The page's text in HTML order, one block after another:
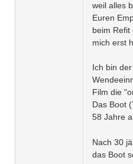
weil alles
Euren
beim
mich erst
Ich bin
Film die
Das Boot
58 Jahre
Nach 30
das Boot